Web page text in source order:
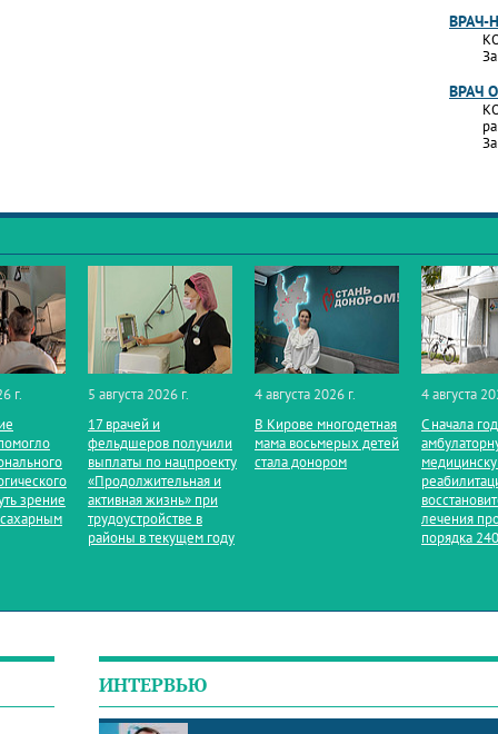
ВРАЧ-
ВРАЧ
г.
зрение
5 августа 2026 г.
17 врачей и
фельдшеров получили
выплаты по нацпроекту
«Продолжительная и
активная жизнь» при
трудоустройстве в
районы в текущем году
4 августа 2026 г.
В Кирове многодетная
мама восьмерых детей
стала донором
4 августа
С начала
лечения
порядка
ИНТЕРВЬЮ